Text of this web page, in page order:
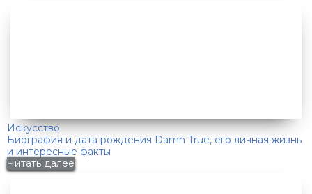
Искусство
Биография и дата рождения Damn True, его личная жизнь
и интересные факты
Читать далее